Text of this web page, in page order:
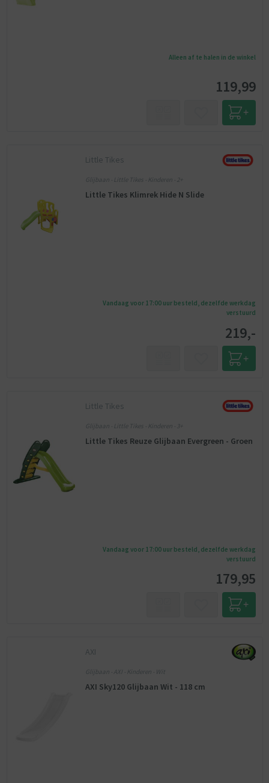
Alleen af te halen in de winkel
119,99
Little Tikes
Glijbaan - Little Tikes - Kinderen - 2+
Little Tikes Klimrek Hide N Slide
Vandaag voor 17:00 uur besteld, dezelfde werkdag
verstuurd
219,-
Little Tikes
Glijbaan - Little Tikes - Kinderen - 3+
Little Tikes Reuze Glijbaan Evergreen - Groen
Vandaag voor 17:00 uur besteld, dezelfde werkdag
verstuurd
179,95
AXI
Glijbaan - AXI - Kinderen - Wit
AXI Sky120 Glijbaan Wit - 118 cm